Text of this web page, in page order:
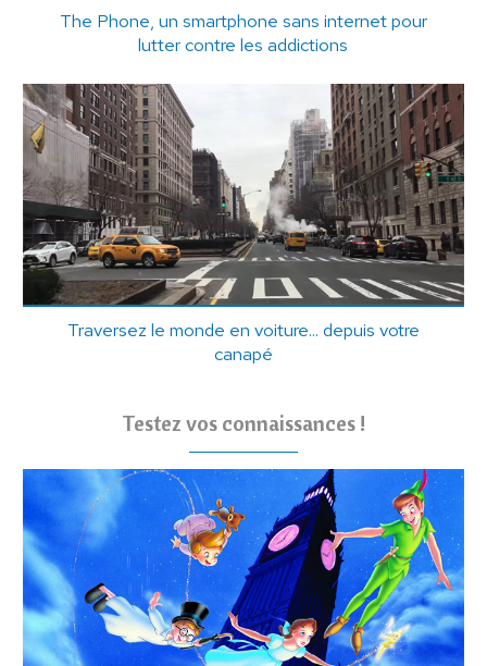
The Phone, un smartphone sans internet pour
lutter contre les addictions
Traversez le monde en voiture... depuis votre
canapé
Testez vos connaissances !